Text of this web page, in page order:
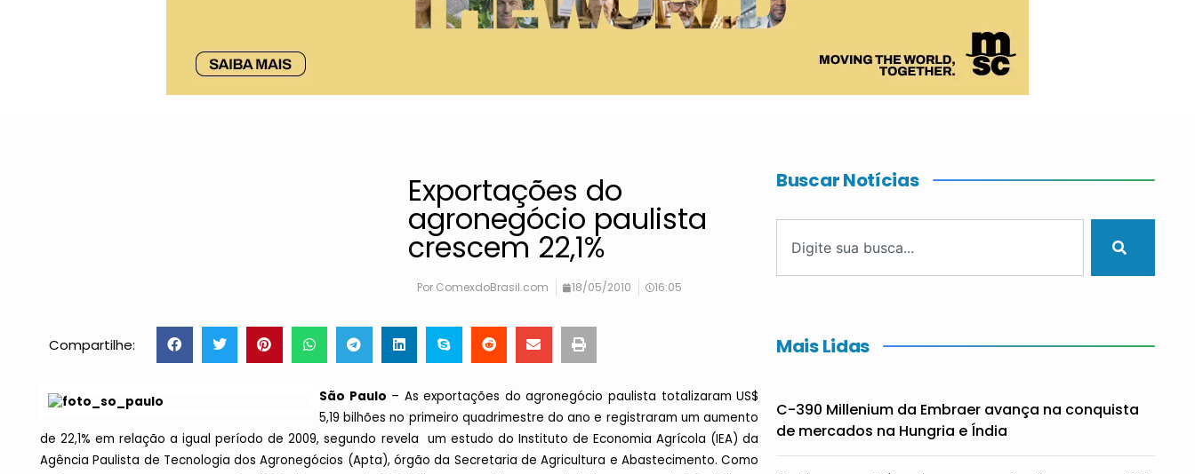
Exportações do
agronegócio paulista
crescem 22,1%
Por ComexdoBrasil.com 18/05/2010 16:05
Compartilhe:
São Paulo – As exportações do agronegócio paulista totalizaram US$
5,19 bilhões no primeiro quadrimestre do ano e registraram um aumento
de 22,1% em relação a igual período de 2009, segundo revela um estudo do Instituto de Economia Agrícola (IEA) da
Agência Paulista de Tecnologia dos Agronegócios (Apta), órgão da Secretaria de Agricultura e Abastecimento. Como
Buscar Notícias
Mais Lidas
C-390 Millenium da Embraer avança na conquista
de mercados na Hungria e Índia